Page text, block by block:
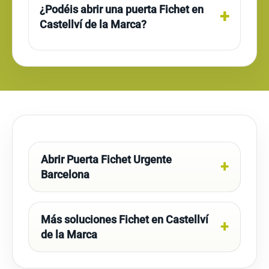
¿Podéis abrir una puerta Fichet en
Castellví de la Marca?
Abrir Puerta Fichet Urgente
Barcelona
Más soluciones Fichet en Castellví
de la Marca